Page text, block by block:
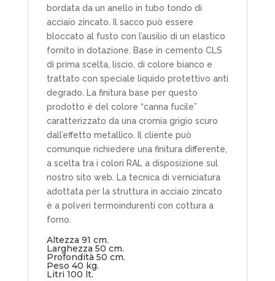
bordata da un anello in tubo tondo di
acciaio zincato. Il sacco può essere
bloccato al fusto con l’ausilio di un elastico
fornito in dotazione. Base in cemento CLS
di prima scelta, liscio, di colore bianco e
trattato con speciale liquido protettivo anti
degrado. La finitura base per questo
prodotto è del colore “canna fucile”
caratterizzato da una cromia grigio scuro
dall’effetto metallico. Il cliente può
comunque richiedere una finitura differente,
a scelta tra i colori RAL a disposizione sul
nostro sito web. La tecnica di verniciatura
adottata per la struttura in acciaio zincato
è a polveri termoindurenti con cottura a
forno.
Altezza 91 cm.
Larghezza 50 cm.
Profondità 50 cm.
Peso 40 kg.
Litri 100 lt.